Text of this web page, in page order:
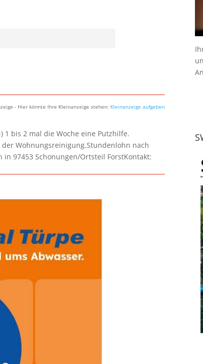
- Hier könnte Ihre Kleinanzeige stehen: Kleinanzeige aufgeben
1 bis 2 mal die Woche eine Putzhilfe.
Wohnungsreinigung.Stundenlohn nach
97453 Schonungen/Ortsteil ForstKontakt: